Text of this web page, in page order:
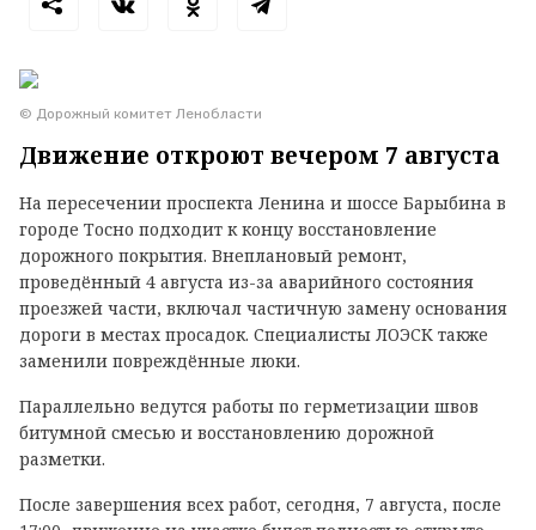
© Дорожный комитет Ленобласти
Движение откроют вечером 7 августа
На пересечении проспекта Ленина и шоссе Барыбина в
городе Тосно подходит к концу восстановление
дорожного покрытия. Внеплановый ремонт,
проведённый 4 августа из-за аварийного состояния
проезжей части, включал частичную замену основания
дороги в местах просадок. Специалисты ЛОЭСК также
заменили повреждённые люки.
Параллельно ведутся работы по герметизации швов
битумной смесью и восстановлению дорожной
разметки.
После завершения всех работ, сегодня, 7 августа, после